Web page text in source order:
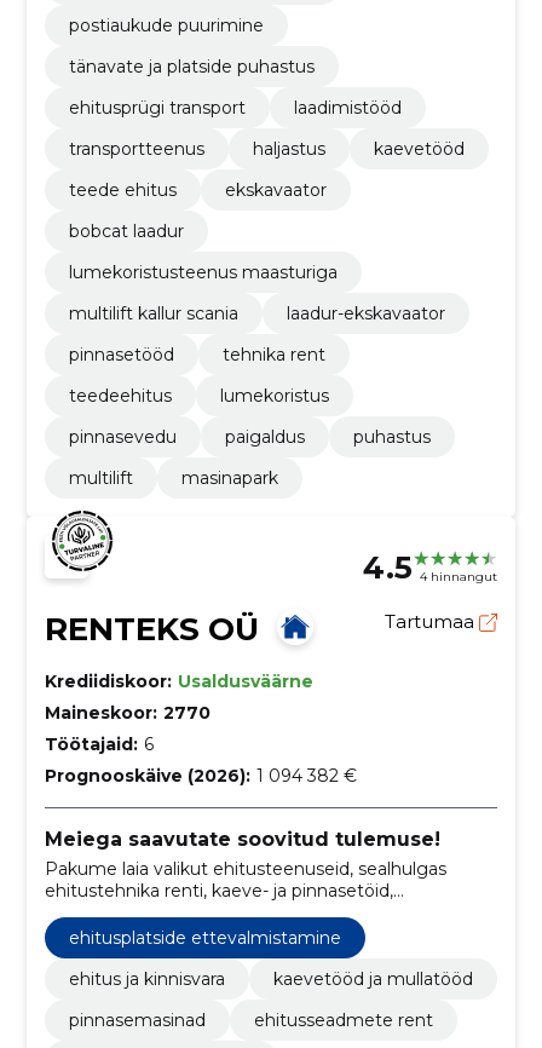
postiaukude puurimine
tänavate ja platside puhastus
ehitusprügi transport
laadimistööd
transportteenus
haljastus
kaevetööd
teede ehitus
ekskavaator
bobcat laadur
lumekoristusteenus maasturiga
multilift kallur scania
laadur-ekskavaator
pinnasetööd
tehnika rent
teedeehitus
lumekoristus
pinnasevedu
paigaldus
puhastus
multilift
masinapark
4.5 4 hinnangut
RENTEKS OÜ Tartumaa
Krediidiskoor: Usaldusväärne
Maineskoor: 2770
Töötajaid: 6
Prognooskäive (2026): 1 094 382 €
Meiega saavutate soovitud tulemuse!
Pakume laia valikut ehitusteenuseid, sealhulgas
ehitustehnika renti, kaeve- ja pinnasetöid,
puistematerjalide müüki, välistorustike ehitust ning
konteinerite vedu ja utiliseerimist.
ehitusplatside ettevalmistamine
ehitus ja kinnisvara
kaevetööd ja mullatööd
pinnasemasinad
ehitusseadmete rent